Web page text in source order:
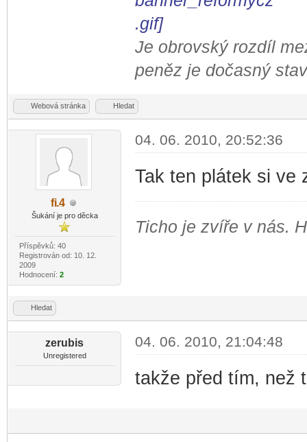
Je obrovský rozdíl
peněz je dočasný
Webová stránka Hledat
fi.4
Šukání je pro děcka
Příspěvků: 40
Registrován od: 10. 12.
2009
Hodnocení: 2
04. 06. 2010, 20:52:36
Tak ten plátek si ve
Ticho je zvíře v nás.
Hledat
zerubis
Unregistered
04. 06. 2010, 21:04:48
takže před tím, než